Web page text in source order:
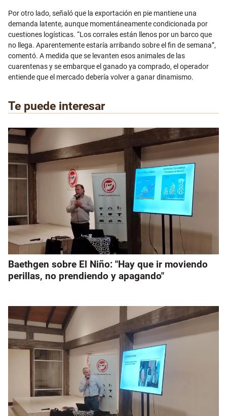
Por otro lado, señaló que la exportación en pie mantiene una
demanda latente, aunque momentáneamente condicionada por
cuestiones logísticas. “Los corrales están llenos por un barco que
no llega. Aparentemente estaría arribando sobre el fin de semana”,
comentó. A medida que se levanten esos animales de las
cuarentenas y se embarque el ganado ya comprado, el operador
entiende que el mercado debería volver a ganar dinamismo.
Te puede interesar
Baethgen sobre El Niño: "Hay que ir moviendo
perillas, no prendiendo y apagando"